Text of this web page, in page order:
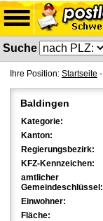
Suche
Ihre Position: Startseite -
Baldingen
Kategorie:
Kanton:
Regierungsbezirk:
KFZ-Kennzeichen:
amtlicher
Gemeindeschlüssel:
Einwohner:
Fläche: